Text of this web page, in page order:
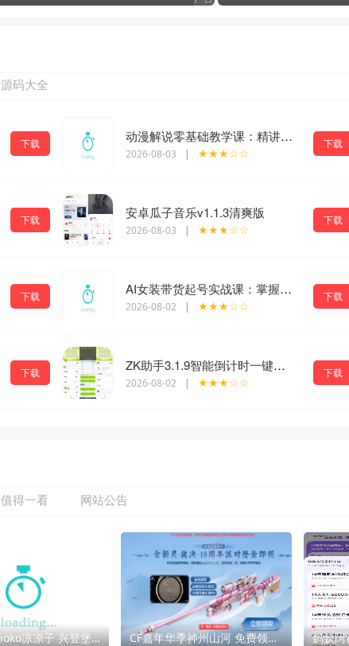
源码大全
下载 动漫解说零基础教学课：精讲文案创作思路，手机电脑双端配音剪辑落地学习
2026-08-03 | ★★★☆☆
下载
下载 安卓瓜子音乐v1.1.3清爽版
2026-08-03 | ★★★☆☆
下载
下载 AI女装带货起号实战课：掌握洗图换装AI生成视频技巧，低成本搭建女装短视频账号
2026-08-02 | ★★★☆☆
下载
下载 ZK助手3.1.9智能倒计时一键京东抢茅台
2026-08-02 | ★★★☆☆
下载
值得一看 网站公告
好图欣赏-rioko凉凉子 兴登堡旗袍 深阁舞戏 CF嘉年华季神州山河 免费领灵裁决18周年派对等 蚂蚁阿